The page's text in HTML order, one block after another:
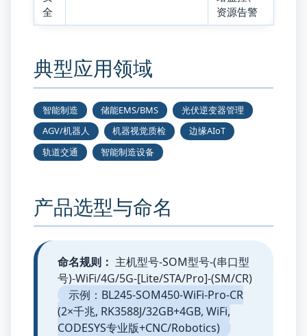
全
资源告警
典型应用领域
智能制造 储能EMS/BMS
光伏逆变器管理
AGV/机器人
机器视觉质检
边缘AIoT
轨道交通
智能制造设备
产品选型与命名
命名规则： 主机型号‑SOM型号‑(串口型
号)‑WiFi/4G/5G‑[Lite/STA/Pro]‑(SM/CR)
示例：BL245‑SOM450‑WiFi‑Pro‑CR
(2×千兆, RK3588J/32GB+4GB, WiFi,
CODESYS专业版+CNC/Robotics)